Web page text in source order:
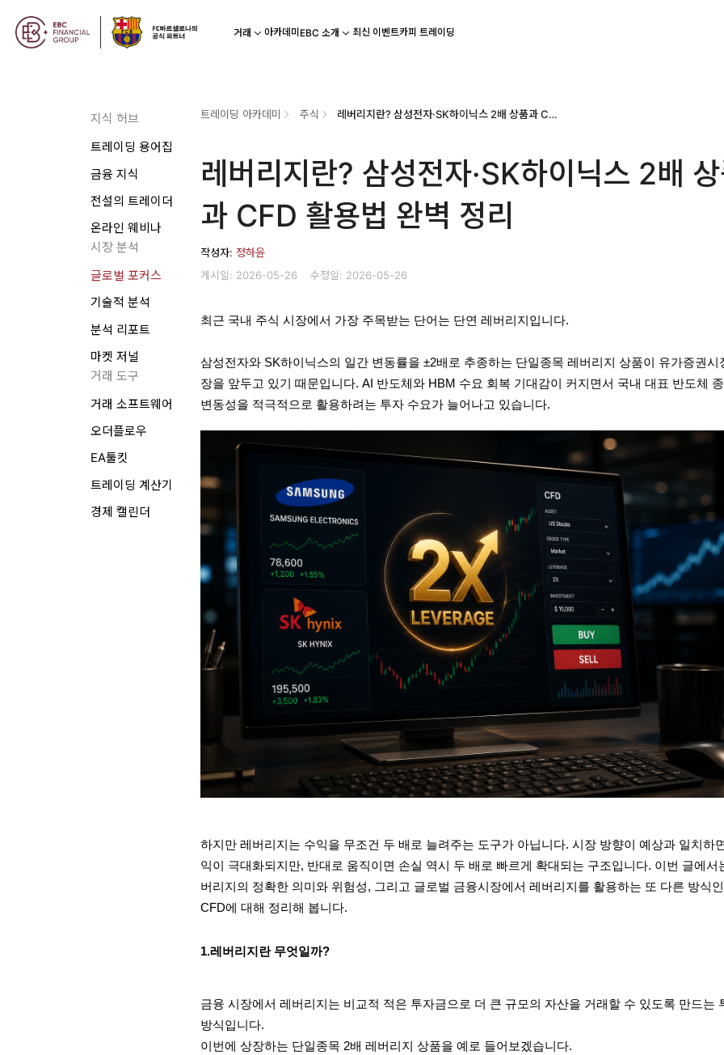
거래 아카데미 EBC 소개 최신 이벤트카피 트레이딩
지식 허브
트레이딩 용어집
금융 지식
전설의 트레이더
온라인 웨비나
시장 분석
글로벌 포커스
기술적 분석
분석 리포트
마켓 저널
거래 도구
거래 소프트웨어
오더플로우
EA툴킷
트레이딩 계산기
경제 캘린더
트레이딩 아카데미 주식 레버리지란? 삼성전자·SK하이닉스 2배 상품과 CFD 활용법 완벽 정리
레버리지란? 삼성전자·SK하이닉스 2배
과 CFD 활용법 완벽 정리
작성자: 정하윤
게시일: 2026-05-26
수정일: 2026-05-26
최근 국내 주식 시장에서 가장 주목받는 단어는 단연 레버리지입니다.
삼성전자와 SK하이닉스의 일간 변동률을 ±2배로 추종하는 단일종목 레버리지 상품이 유가증권시
장을 앞두고 있기 때문입니다. AI 반도체와 HBM 수요 회복 기대감이 커지면서 국내 대표 반도체
변동성을 적극적으로 활용하려는 투자 수요가 늘어나고 있습니다.
하지만 레버리지는 수익을 무조건 두 배로 늘려주는 도구가 아닙니다. 시장 방향이 예상과 일치하
익이 극대화되지만, 반대로 움직이면 손실 역시 두 배로 빠르게 확대되는 구조입니다. 이번 글에서
버리지의 정확한 의미와 위험성, 그리고 글로벌 금융시장에서 레버리지를 활용하는 또 다른 방식인
CFD에 대해 정리해 봅니다.
1.레버리지란 무엇일까?
금융 시장에서 레버리지는 비교적 적은 투자금으로 더 큰 규모의 자산을 거래할 수 있도록 만드는
방식입니다.
이번에 상장하는 단일종목 2배 레버리지 상품을 예로 들어보겠습니다.